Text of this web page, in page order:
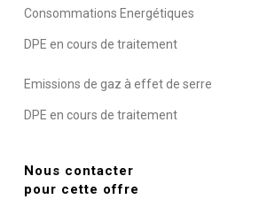
Consommations Energétiques
DPE en cours de traitement
Emissions de gaz à effet de serre
DPE en cours de traitement
Nous contacter
pour cette offre